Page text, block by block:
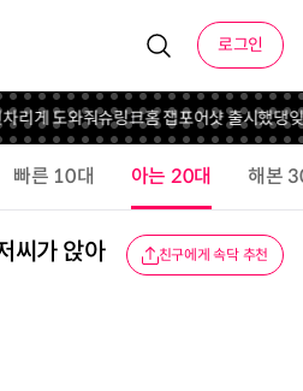
로그인
리게 도와줘슈링크홈 잽포어샷 출시했댕
빠른 10대 아는 20대 해본
씨가 앉아
친구에게 속닥 추천